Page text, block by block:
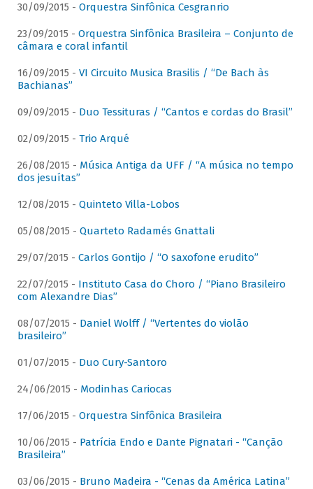
30/09/2015 - Orquestra Sinfônica Cesgranrio
23/09/2015 - Orquestra Sinfônica Brasileira – Conjunto de
câmara e coral infantil
16/09/2015 - VI Circuito Musica Brasilis / “De Bach às
Bachianas”
09/09/2015 - Duo Tessituras / “Cantos e cordas do Brasil”
02/09/2015 - Trio Arqué
26/08/2015 - Música Antiga da UFF / “A música no tempo
dos jesuítas”
12/08/2015 - Quinteto Villa-Lobos
05/08/2015 - Quarteto Radamés Gnattali
29/07/2015 - Carlos Gontijo / “O saxofone erudito”
22/07/2015 - Instituto Casa do Choro / “Piano Brasileiro
com Alexandre Dias”
08/07/2015 - Daniel Wolff / “Vertentes do violão
brasileiro”
01/07/2015 - Duo Cury-Santoro
24/06/2015 - Modinhas Cariocas
17/06/2015 - Orquestra Sinfônica Brasileira
10/06/2015 - Patrícia Endo e Dante Pignatari - “Canção
Brasileira”
03/06/2015 - Bruno Madeira - “Cenas da América Latina”